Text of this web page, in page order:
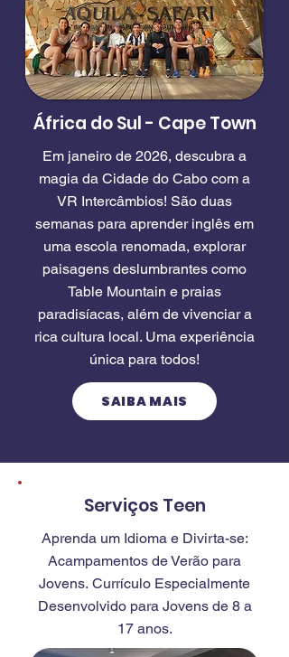
África do Sul - Cape Town
Em janeiro de 2026, descubra a
magia da Cidade do Cabo com a
VR Intercâmbios! São duas
semanas para aprender inglês em
uma escola renomada, explorar
paisagens deslumbrantes como
Table Mountain e praias
paradisíacas, além de vivenciar a
rica cultura local. Uma experiência
única para todos!
SAIBA MAIS
Serviços Teen
Aprenda um Idioma e Divirta-se:
Acampamentos de Verão para
Jovens. Currículo Especialmente
Desenvolvido para Jovens de 8 a
17 anos.